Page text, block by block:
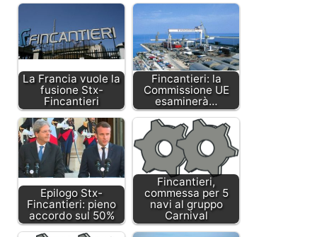
La Francia vuole la
fusione Stx-
Fincantieri
Fincantieri: la
Commissione UE
esaminerà…
Epilogo Stx-
Fincantieri: pieno
accordo sul 50%
Fincantieri,
commessa per 5
navi al gruppo
Carnival